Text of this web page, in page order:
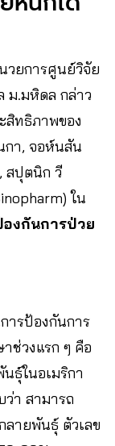
วยการศูนย์วิจัย
ม.มหิดล กล่าว
สิทธิภาพของ
กา, จอห์นสัน
สปุตนิก วี
ใน
องกันการป่วย
ารป้องกันการ
ช่วงแรก ๆ คือ
ธุ์ในอเมริกา
า สามารถ
ลายพันธุ์ ตัวเลข